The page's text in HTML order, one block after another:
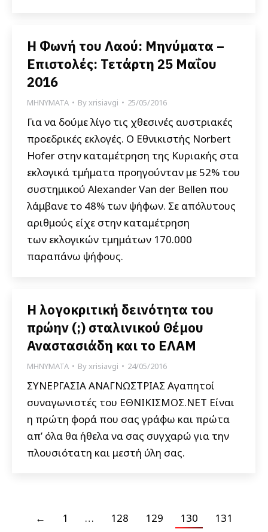
Η Φωνή του Λαού: Μηνύματα –
Επιστολές: Τετάρτη 25 Μαΐου
2016
ΜΗΝΥΜΑΤΑ Byxrisiavgi 25/05/2016
Για να δούμε λίγο τις χθεσινές αυστριακές
προεδρικές εκλογές. Ο Εθνικιστής Norbert
Hofer στην καταμέτρηση της Κυριακής στα
εκλογικά τμήματα προηγούνταν με 52% του
συστημικού Alexander Van der Bellen που
λάμβανε το 48% των ψήφων. Σε απόλυτους
αριθμούς είχε στην καταμέτρηση
των εκλογικών τμημάτων 170.000
παραπάνω ψήφους.
Η λογοκριτική δεινότητα του
πρώην (;) σταλινικού Θέμου
Αναστασιάδη και το ΕΛΑΜ
ΜΗΝΥΜΑΤΑ Byxrisiavgi 24/05/2016
ΣΥΝΕΡΓΑΣΙΑ ΑΝΑΓΝΩΣΤΡΙΑΣ Αγαπητοί
συναγωνιστές του ΕΘΝΙΚΙΣΜΟΣ.ΝΕΤ Είναι
η πρώτη φορά που σας γράφω και πρώτα
απ’ όλα θα ήθελα να σας συγχαρώ για την
πλουσιότατη και μεστή ύλη σας.
← 1 … 128 129 130
131